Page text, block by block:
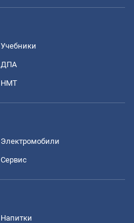
Учебники
ДПА
НМТ
Электромобили
Сервис
Напитки